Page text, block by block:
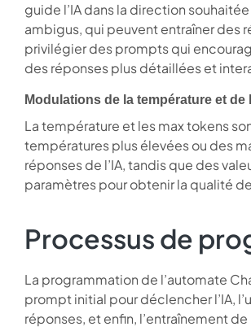
guide l’IA dans la direction
ambigus, qui peuvent entraîner des
privilégier des prompts qui
des réponses plus détaillées et
Modulations de la température et
La température et les max tokens
températures plus élevées ou des
réponses de l’IA, tandis que des
paramètres pour obtenir la qualité
Processus de
La programmation de l’automate
prompt initial pour déclencher l’IA,
réponses, et enfin, l’entraînement